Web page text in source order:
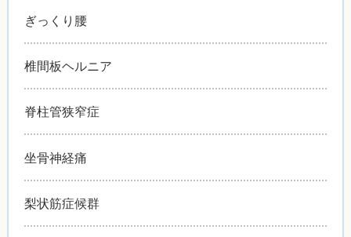
ぎっくり腰
椎間板ヘルニア
脊柱管狭窄症
坐骨神経痛
梨状筋症候群